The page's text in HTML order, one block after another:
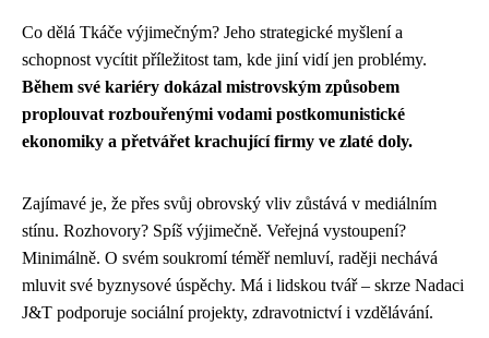
Co dělá Tkáče výjimečným? Jeho strategické myšlení a
schopnost vycítit příležitost tam, kde jiní vidí jen problémy.
Během své kariéry dokázal mistrovským způsobem
proplouvat rozbouřenými vodami postkomunistické
ekonomiky a přetvářet krachující firmy ve zlaté doly.
Zajímavé je, že přes svůj obrovský vliv zůstává v mediálním
stínu. Rozhovory? Spíš výjimečně. Veřejná vystoupení?
Minimálně. O svém soukromí téměř nemluví, raději nechává
mluvit své byznysové úspěchy. Má i lidskou tvář – skrze Nadaci
J&T podporuje sociální projekty, zdravotnictví i vzdělávání.